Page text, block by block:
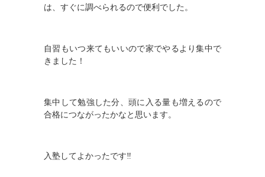
は、すぐに調べられるので便利でした。
自習もいつ来てもいいので家でやるより集中で
きました！
集中して勉強した分、頭に入る量も増えるので
合格につながったかなと思います。
入塾してよかったです‼